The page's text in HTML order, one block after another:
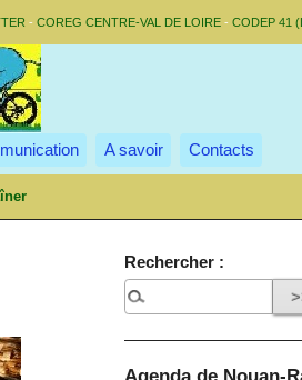
- COREG CENTRE-VAL DE LOIRE - CODEP 41
A savoir Contacts
Rechercher :
Agenda de Nouan-